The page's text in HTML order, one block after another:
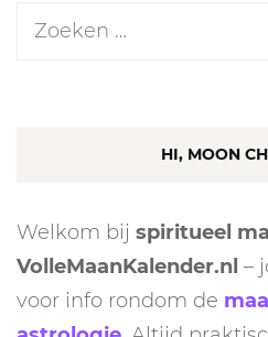
Zoeken
HI, MOON
Welkom bij spiritueel
VolleMaanKalender.nl –
voor info rondom de